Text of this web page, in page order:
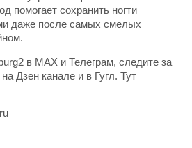
помогает сохранить ногти
даже после самых смелых
в MAX и Телеграм, следите за
Дзен канале и в Гугл. Тут